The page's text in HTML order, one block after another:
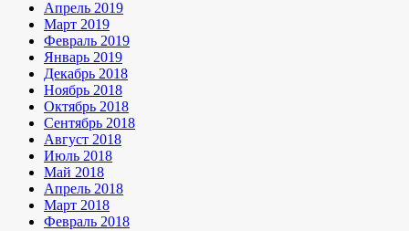
Апрель 2019
Март 2019
Февраль 2019
Январь 2019
Декабрь 2018
Ноябрь 2018
Октябрь 2018
Сентябрь 2018
Август 2018
Июль 2018
Май 2018
Апрель 2018
Март 2018
Февраль 2018